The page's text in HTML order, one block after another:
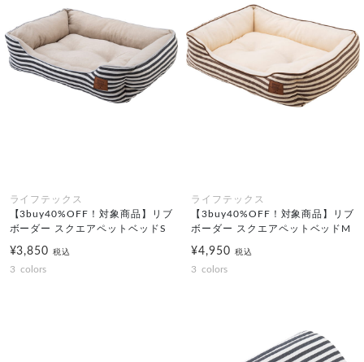
ライフテックス
【3buy40%OFF！対象商品】リブ
ボーダー スクエアペットベッドS
¥3,850税込
3 colors
ライフテックス
【3buy40%OFF！対象商品】リブ
ボーダー スクエアペットベッドM
¥4,950 税込
3 colors